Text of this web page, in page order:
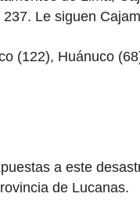
Le siguen
(122), Huánuco
a este
de Lucanas.